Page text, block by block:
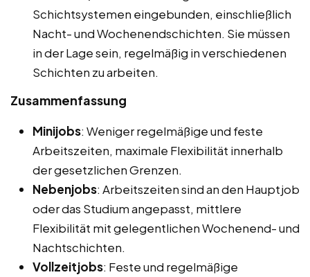
Schichtsystemen eingebunden, einschließlich
Nacht- und Wochenendschichten. Sie müssen
in der Lage sein, regelmäßig in verschiedenen
Schichten zu arbeiten.
Zusammenfassung
Minijobs: Weniger regelmäßige und feste
Arbeitszeiten, maximale Flexibilität innerhalb
der gesetzlichen Grenzen.
Nebenjobs: Arbeitszeiten sind an den Hauptjob
oder das Studium angepasst, mittlere
Flexibilität mit gelegentlichen Wochenend- und
Nachtschichten.
Vollzeitjobs: Feste und regelmäßige